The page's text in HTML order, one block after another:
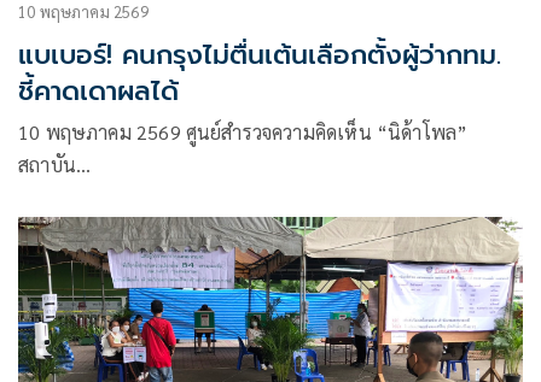
10 พฤษภาคม 2569
แบเบอร์! คนกรุงไม่ตื่นเต้นเลือกตั้งผู้ว่ากทม.
ชี้คาดเดาผลได้
10 พฤษภาคม 2569 ศูนย์สำรวจความคิดเห็น “นิด้าโพล”
สถาบัน…